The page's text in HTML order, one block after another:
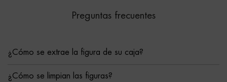
Preguntas frecuentes
¿Cómo se extrae la figura de su caja?
¿Cómo se limpian las figuras?